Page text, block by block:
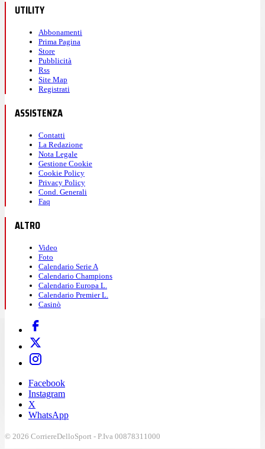
UTILITY
Abbonamenti
Prima Pagina
Store
Pubblicità
Rss
Site Map
Registrati
ASSISTENZA
Contatti
La Redazione
Nota Legale
Gestione Cookie
Cookie Policy
Privacy Policy
Cond. Generali
Faq
ALTRO
Video
Foto
Calendario Serie A
Calendario Champions
Calendario Europa L.
Calendario Premier L.
Casinò
Facebook
Instagram
X
WhatsApp
© 2026 CorriereDelloSport - P.Iva 00878311000